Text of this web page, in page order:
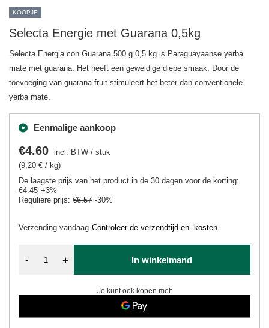
KOOPJE
Selecta Energie met Guarana 0,5kg
Selecta Energia con Guarana 500 g 0,5 kg is Paraguayaanse yerba
mate met guarana. Het heeft een geweldige diepe smaak. Door de
toevoeging van guarana fruit stimuleert het beter dan conventionele
yerba mate.
Eenmalige aankoop
Verzending vandaag Controleer de verzendtijd en -kosten
€4.60 incl. BTW / stuk
(9,20 € / kg)
De laagste prijs van het product in de 30 dagen voor de korting:
€4.45 +3%
Reguliere prijs: €6.57 -30%
- + In winkelmand
Je kunt ook kopen met: